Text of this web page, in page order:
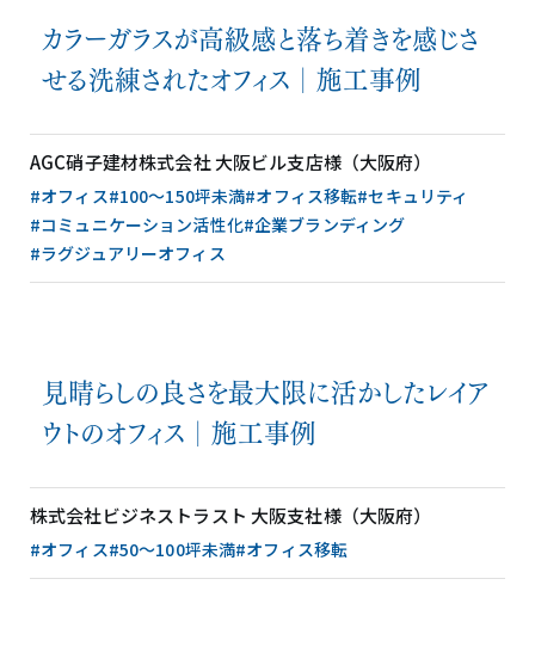
カラーガラスが高級感と落ち着きを感じさ
せる洗練されたオフィス│施工事例
AGC硝子建材株式会社 大阪ビル支店様（大阪府）
#オフィス#100〜150坪未満#オフィス移転#セキュリティ
#コミュニケーション活性化#企業ブランディング
#ラグジュアリーオフィス
見晴らしの良さを最大限に活かしたレイア
ウトのオフィス│施工事例
株式会社ビジネストラスト 大阪支社様（大阪府）
#オフィス#50〜100坪未満#オフィス移転